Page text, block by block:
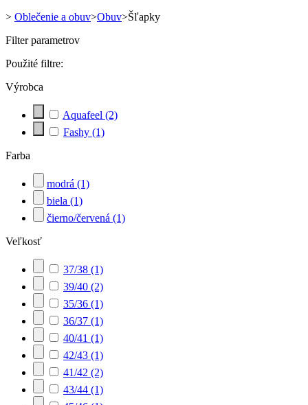
> Oblečenie a obuv>Obuv>Šľapky
Filter parametrov
Použité filtre:
Výrobca
Aquafeel (2)
Fashy (1)
Farba
modrá (1)
biela (1)
čierno/červená (1)
Veľkosť
37/38 (1)
39/40 (2)
35/36 (1)
36/37 (1)
40/41 (1)
42/43 (1)
41/42 (2)
43/44 (1)